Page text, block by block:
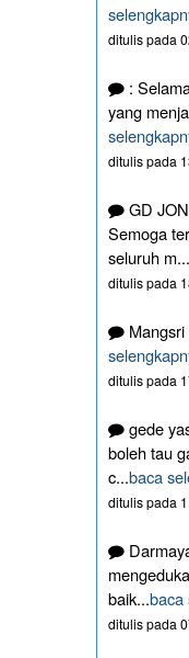
ditulis pada
:
yang
ditulis pada
GD
Semoga
seluruh
ditulis pada
ditulis pada
gede
boleh tau
c...baca
ditulis pada
baik...baca
ditulis pada